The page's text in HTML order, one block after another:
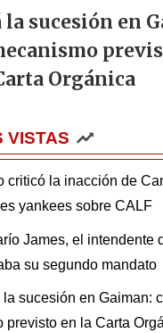
la sucesión en
Orgánica
VISTAS
criticó la inacción de
yankees sobre CALF
James, el intendente
su segundo mandato
sucesión en Gaiman:
previsto en la Carta